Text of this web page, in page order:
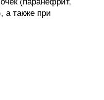
а также при